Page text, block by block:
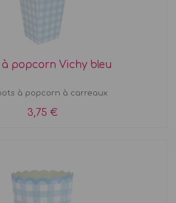
à popcorn Vichy bleu
à popcorn à carreaux
3,75 €